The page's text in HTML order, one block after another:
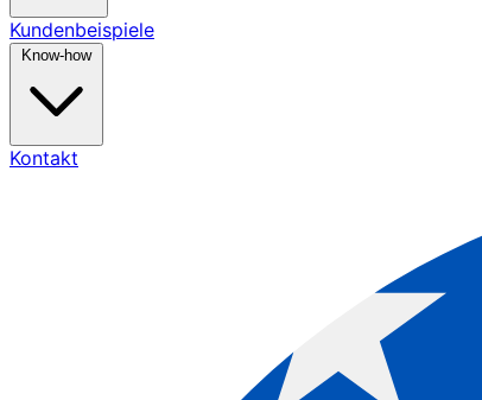
Kundenbeispiele
Know-how
Kontakt